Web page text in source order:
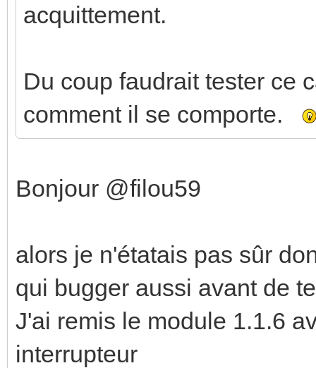
acquittement.
Du coup faudrait tester ce
comment il se comporte.
Bonjour @filou59
alors je n'étatais pas sûr
qui bugger aussi avant de
J'ai remis le module 1.1.6
interrupteur